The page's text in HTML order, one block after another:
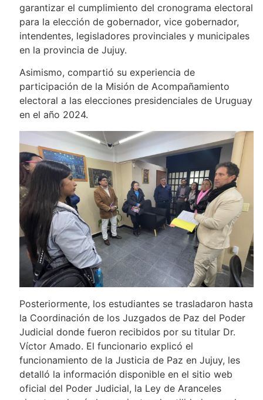
garantizar el cumplimiento del cronograma electoral
para la elección de gobernador, vice gobernador,
intendentes, legisladores provinciales y municipales
en la provincia de Jujuy.
Asimismo, compartió su experiencia de
participación de la Misión de Acompañamiento
electoral a las elecciones presidenciales de Uruguay
en el año 2024.
Posteriormente, los estudiantes se trasladaron hasta
la Coordinación de los Juzgados de Paz del Poder
Judicial donde fueron recibidos por su titular Dr.
Víctor Amado. El funcionario explicó el
funcionamiento de la Justicia de Paz en Jujuy, les
detalló la información disponible en el sitio web
oficial del Poder Judicial, la Ley de Aranceles